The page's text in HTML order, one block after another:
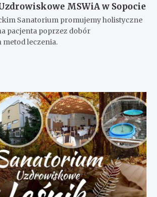
MSWiA w Sopocie
Sanatorium promujemy holistyczne
pacjenta poprzez dobór
leczenia.